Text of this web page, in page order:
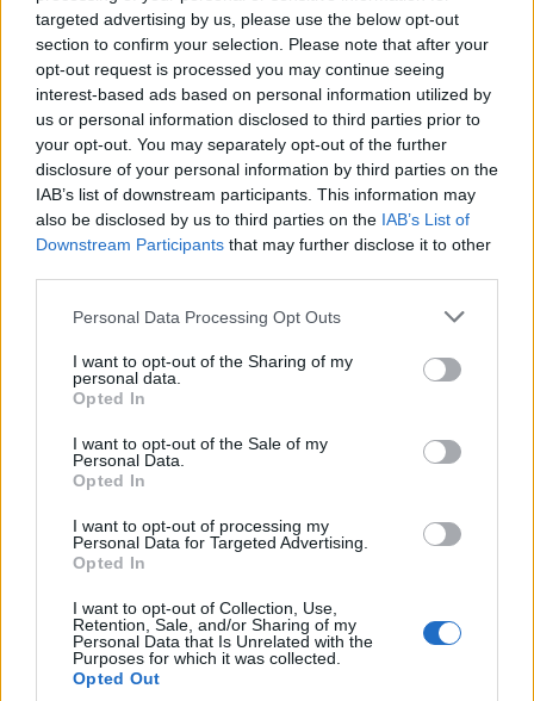
targeted advertising by us, please use the below opt-out
section to confirm your selection. Please note that after your
opt-out request is processed you may continue seeing
interest-based ads based on personal information utilized by
us or personal information disclosed to third parties prior to
your opt-out. You may separately opt-out of the further
disclosure of your personal information by third parties on the
IAB’s list of downstream participants. This information may
also be disclosed by us to third parties on the IAB’s List of
Downstream Participants that may further disclose it to other
Personal Data Processing Opt Outs
I want to opt-out of the Sharing of my
personal data.
Opted In
I want to opt-out of the Sale of my
Personal Data.
Opted In
I want to opt-out of processing my
Personal Data for Targeted Advertising.
Opted In
I want to opt-out of Collection, Use,
Retention, Sale, and/or Sharing of my
Personal Data that Is Unrelated with the
Purposes for which it was collected.
Opted Out
VARESE
Controlli della Guardia di Finanza ai
distributori di carburante nel Varesotto:
sei impianti sanzionati